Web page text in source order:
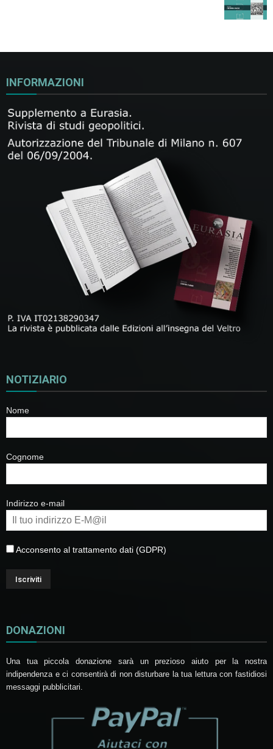
INFORMAZIONI
NOTIZIARIO
Nome
Cognome
Indirizzo e-mail
Acconsento al trattamento dati (GDPR)
DONAZIONI
Una tua piccola donazione sarà un prezioso aiuto per la nostra
indipendenza e ci consentirà di non disturbare la tua lettura con fastidiosi
messaggi pubblicitari.